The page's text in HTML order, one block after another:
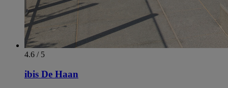
4.6 / 5
ibis De Haan